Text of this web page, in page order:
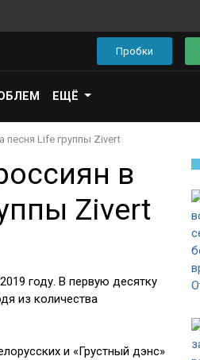
Пробки
ЕЩЁ
песня Life группы Zivert
в
Zivert
году. В первую десятку
из количества
и «Грустный дэнс»